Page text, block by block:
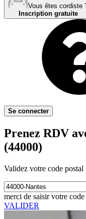
Vous êtes cordiste
Inscription gratuite
Se connecter
Prenez RDV
(44000)
Validez votre code postal
merci de saisir votre code
VALIDER